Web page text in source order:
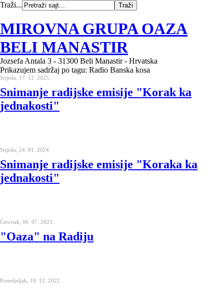
Traži...
MIROVNA GRUPA OAZA
BELI MANASTIR
Jozsefa Antala 3 - 31300 Beli Manastir - Hrvatska
Prikazujem sadržaj po tagu: Radio Banska kosa
Srijeda, 17. 12. 2025.
Snimanje radijske emisije "Korak ka
jednakosti"
Srijeda, 24. 01. 2024.
Snimanje radijske emisije "Koraka ka
jednakosti"
Četvrtak, 06. 07. 2023.
"Oaza" na Radiju
Ponedjeljak, 19. 12. 2022.